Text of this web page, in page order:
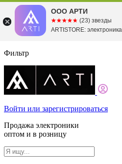
Фильтр
Войти или зарегистрироваться
Продажа электроники
оптом и в розницу
ООО АРТИ
☆☆☆☆☆
★★★★★ (23) звезды
ARTISTORE: электроника